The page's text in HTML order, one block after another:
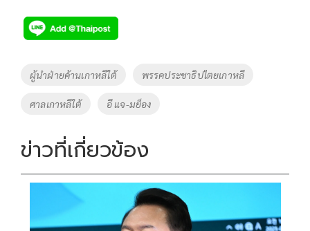
e
b
o
k
tt
er
p
y
Li
n
k
Tags
ผู้นำฝ่ายค้านเกาหลีใต้ พรรคประชาธิปไตยเกาหลี
ศาลเกาหลีใต้ อี แจ-มย็อง
ข่าวที่เกี่ยวข้อง